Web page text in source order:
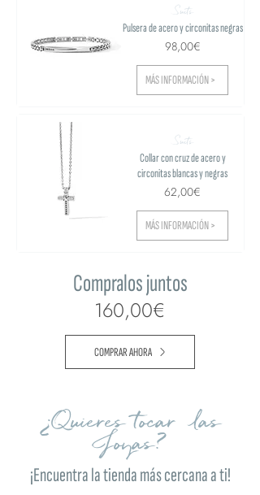
Suits
Pulsera de acero y circonitas negras
98,00€
MÁS INFORMACIÓN >
Suits
Collar con cruz de acero y
circonitas blancas y negras
62,00€
MÁS INFORMACIÓN >
Compralos juntos
160,00€
COMPRAR AHORA
¿Quieres tocar las
Joyas?
¡Encuentra la tienda más cercana a ti!